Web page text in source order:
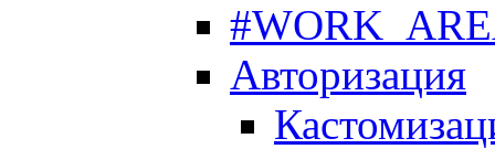
Авторизация